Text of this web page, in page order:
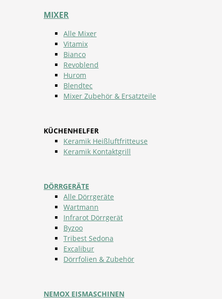
MIXER
Alle Mixer
Vitamix
Bianco
Revoblend
Hurom
Blendtec
Mixer Zubehör & Ersatzteile
KÜCHENHELFER
Keramik Heißluftfritteuse
Keramik Kontaktgrill
DÖRRGERÄTE
Alle Dörrgeräte
Wartmann
Infrarot Dörrgerät
Byzoo
Tribest Sedona
Excalibur
Dörrfolien & Zubehör
NEMOX EISMASCHINEN